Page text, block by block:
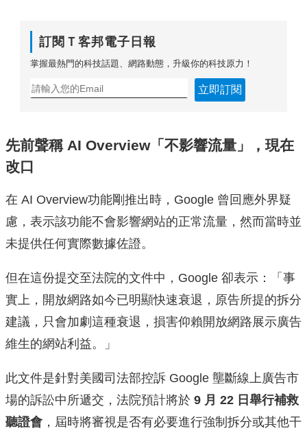
訂閱Ｔ客邦電子日報
掌握最熱門的科技話題、網路動態，升級你的科技原力！
立即訂閱
先前聲稱 AI Overview「不影響流量」，現在
改口
在 AI Overview功能剛推出時，Google 曾回應外界疑
慮，表示該功能不會影響網站的正常流量，然而當時並
未提供任何實際數據佐證。
但在這份提交至法院的文件中，Google 卻表示：「事
實上，開放網路如今已明顯快速衰退，原告所提的拆分
建議，只會加劇這種衰退，損害仰賴開放網路展示廣告
維生的網站利益。」
此文件是針對美國司法部控訴 Google 壟斷線上廣告市
場的訴訟中所遞交，法院預計將於 9 月 22 日舉行補救
聽證會 ，屆時將審視是否有必要進行強制拆分或其他干